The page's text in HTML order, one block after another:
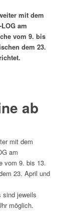
mit dem
am
vom 9. bis
dem 23.
ab
mit dem
am
vom 9. bis 13.
23. April und
sind jeweils
möglich.